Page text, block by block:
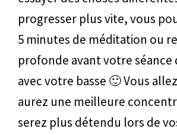
progresser plus vite, vous
5 minutes de méditation ou
profonde avant votre séance
avec votre basse 🙂 Vous
aurez une meilleure
serez plus détendu lors de